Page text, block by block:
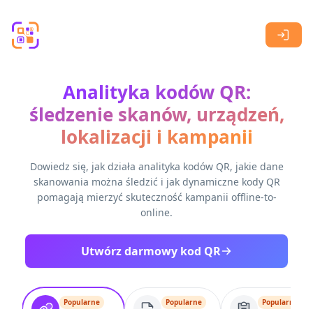
Analityka kodów QR:
śledzenie skanów, urządzeń,
lokalizacji i kampanii
Dowiedz się, jak działa analityka kodów QR, jakie dane
skanowania można śledzić i jak dynamiczne kody QR
pomagają mierzyć skuteczność kampanii offline-to-
online.
Utwórz darmowy kod QR
Popularne Popularne Popularne